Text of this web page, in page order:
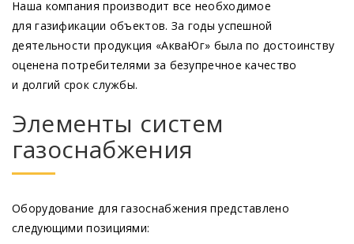
Наша компания производит все необходимое
для газификации объектов. За годы успешной
деятельности продукция «АкваЮг» была по достоинству
оценена потребителями за безупречное качество
и долгий срок службы.
Элементы систем
газоснабжения
Оборудование для газоснабжения представлено
следующими позициями: